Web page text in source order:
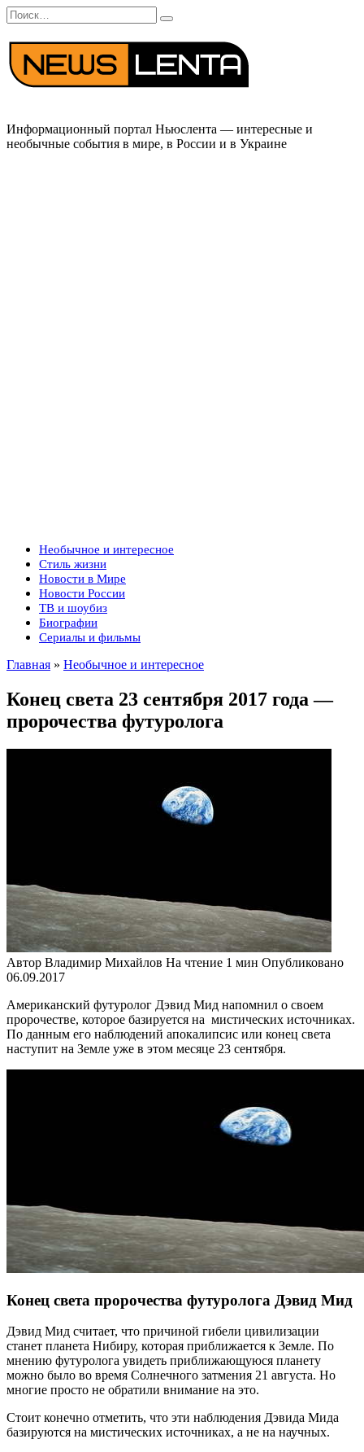
Перейти
к
содержанию
Search
for:
Информационный портал Ньюслента — интересные и
необычные события в мире, в России и в Украине
Необычное и интересное
Стиль жизни
Новости в Мире
Новости России
ТВ и шоубиз
Биографии
Сериалы и фильмы
Главная » Необычное и интересное
Конец света 23 сентября 2017 года —
пророчества футуролога
Автор Владимир Михайлов На чтение 1 мин Опубликовано
06.09.2017
Американский футуролог Дэвид Мид напомнил о своем
пророчестве, которое базируется на мистических источниках.
По данным его наблюдений апокалипсис или конец света
наступит на Земле уже в этом месяце 23 сентября.
Конец света пророчества футуролога Дэвид Мид
Дэвид Мид считает, что причиной гибели цивилизации
станет планета Нибиру, которая приближается к Земле. По
мнению футуролога увидеть приближающуюся планету
можно было во время Солнечного затмения 21 августа. Но
многие просто не обратили внимание на это.
Стоит конечно отметить, что эти наблюдения Дэвида Мида
базируются на мистических источниках, а не на научных.